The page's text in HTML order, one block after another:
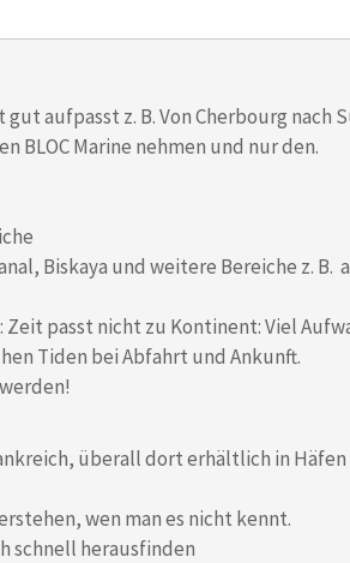
aufpasst z. B. Von Cherbourg nach
BLOC Marine nehmen und nur den.
Biskaya und weitere Bereiche z. B.
passt nicht zu Kontinent: Viel
Tiden bei Abfahrt und Ankunft.
überall dort erhältlich in
wen man es nicht kennt.
schnell herausfinden